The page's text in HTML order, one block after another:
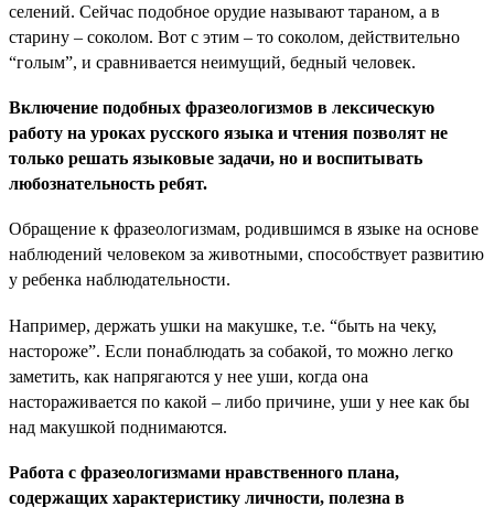
селений. Сейчас подобное орудие называют тараном, а в
старину – соколом. Вот с этим – то соколом, действительно
“голым”, и сравнивается неимущий, бедный человек.
Включение подобных фразеологизмов в лексическую
работу на уроках русского языка и чтения позволят не
только решать языковые задачи, но и воспитывать
любознательность ребят.
Обращение к фразеологизмам, родившимся в языке на основе
наблюдений человеком за животными, способствует развитию
у ребенка наблюдательности.
Например, держать ушки на макушке, т.е. “быть на чеку,
настороже”. Если понаблюдать за собакой, то можно легко
заметить, как напрягаются у нее уши, когда она
настораживается по какой – либо причине, уши у нее как бы
над макушкой поднимаются.
Работа с фразеологизмами нравственного плана,
содержащих характеристику личности, полезна в